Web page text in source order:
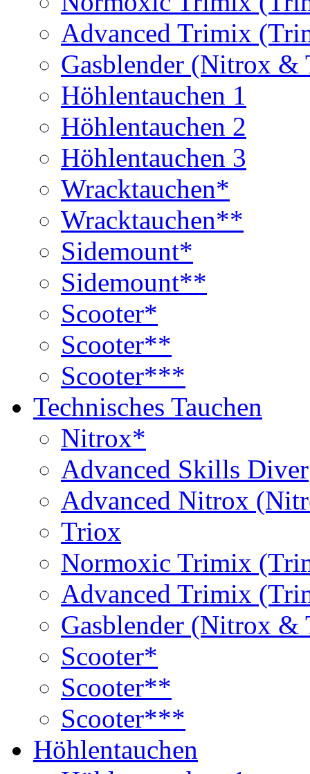
Advanced Trimix
Gasblender (Nitrox
Höhlentauchen 1
Höhlentauchen 2
Höhlentauchen 3
Wracktauchen*
Wracktauchen**
Sidemount*
Sidemount**
Scooter*
Scooter**
Scooter***
Technisches Tauchen
Nitrox*
Advanced Skills Diver
Advanced Nitrox
Triox
Normoxic Trimix
Advanced Trimix
Gasblender (Nitrox
Scooter*
Scooter**
Scooter***
Höhlentauchen